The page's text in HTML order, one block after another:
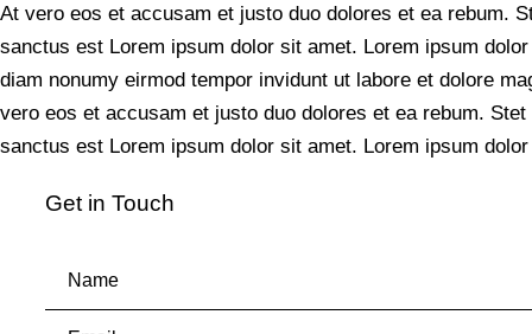
At vero eos et accusam et justo duo dolores et ea rebum.
sanctus est Lorem ipsum dolor sit amet. Lorem ipsum
diam nonumy eirmod tempor invidunt ut labore et dolore
vero eos et accusam et justo duo dolores et ea rebum.
sanctus est Lorem ipsum dolor sit amet. Lorem ipsum
Get in Touch